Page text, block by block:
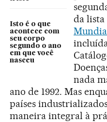
Isto é o que
acontece com
seu corpo
segundo o ano
em que você
nasceu
da lista
nada
ano de 1992. Mas
países
maneira integral à